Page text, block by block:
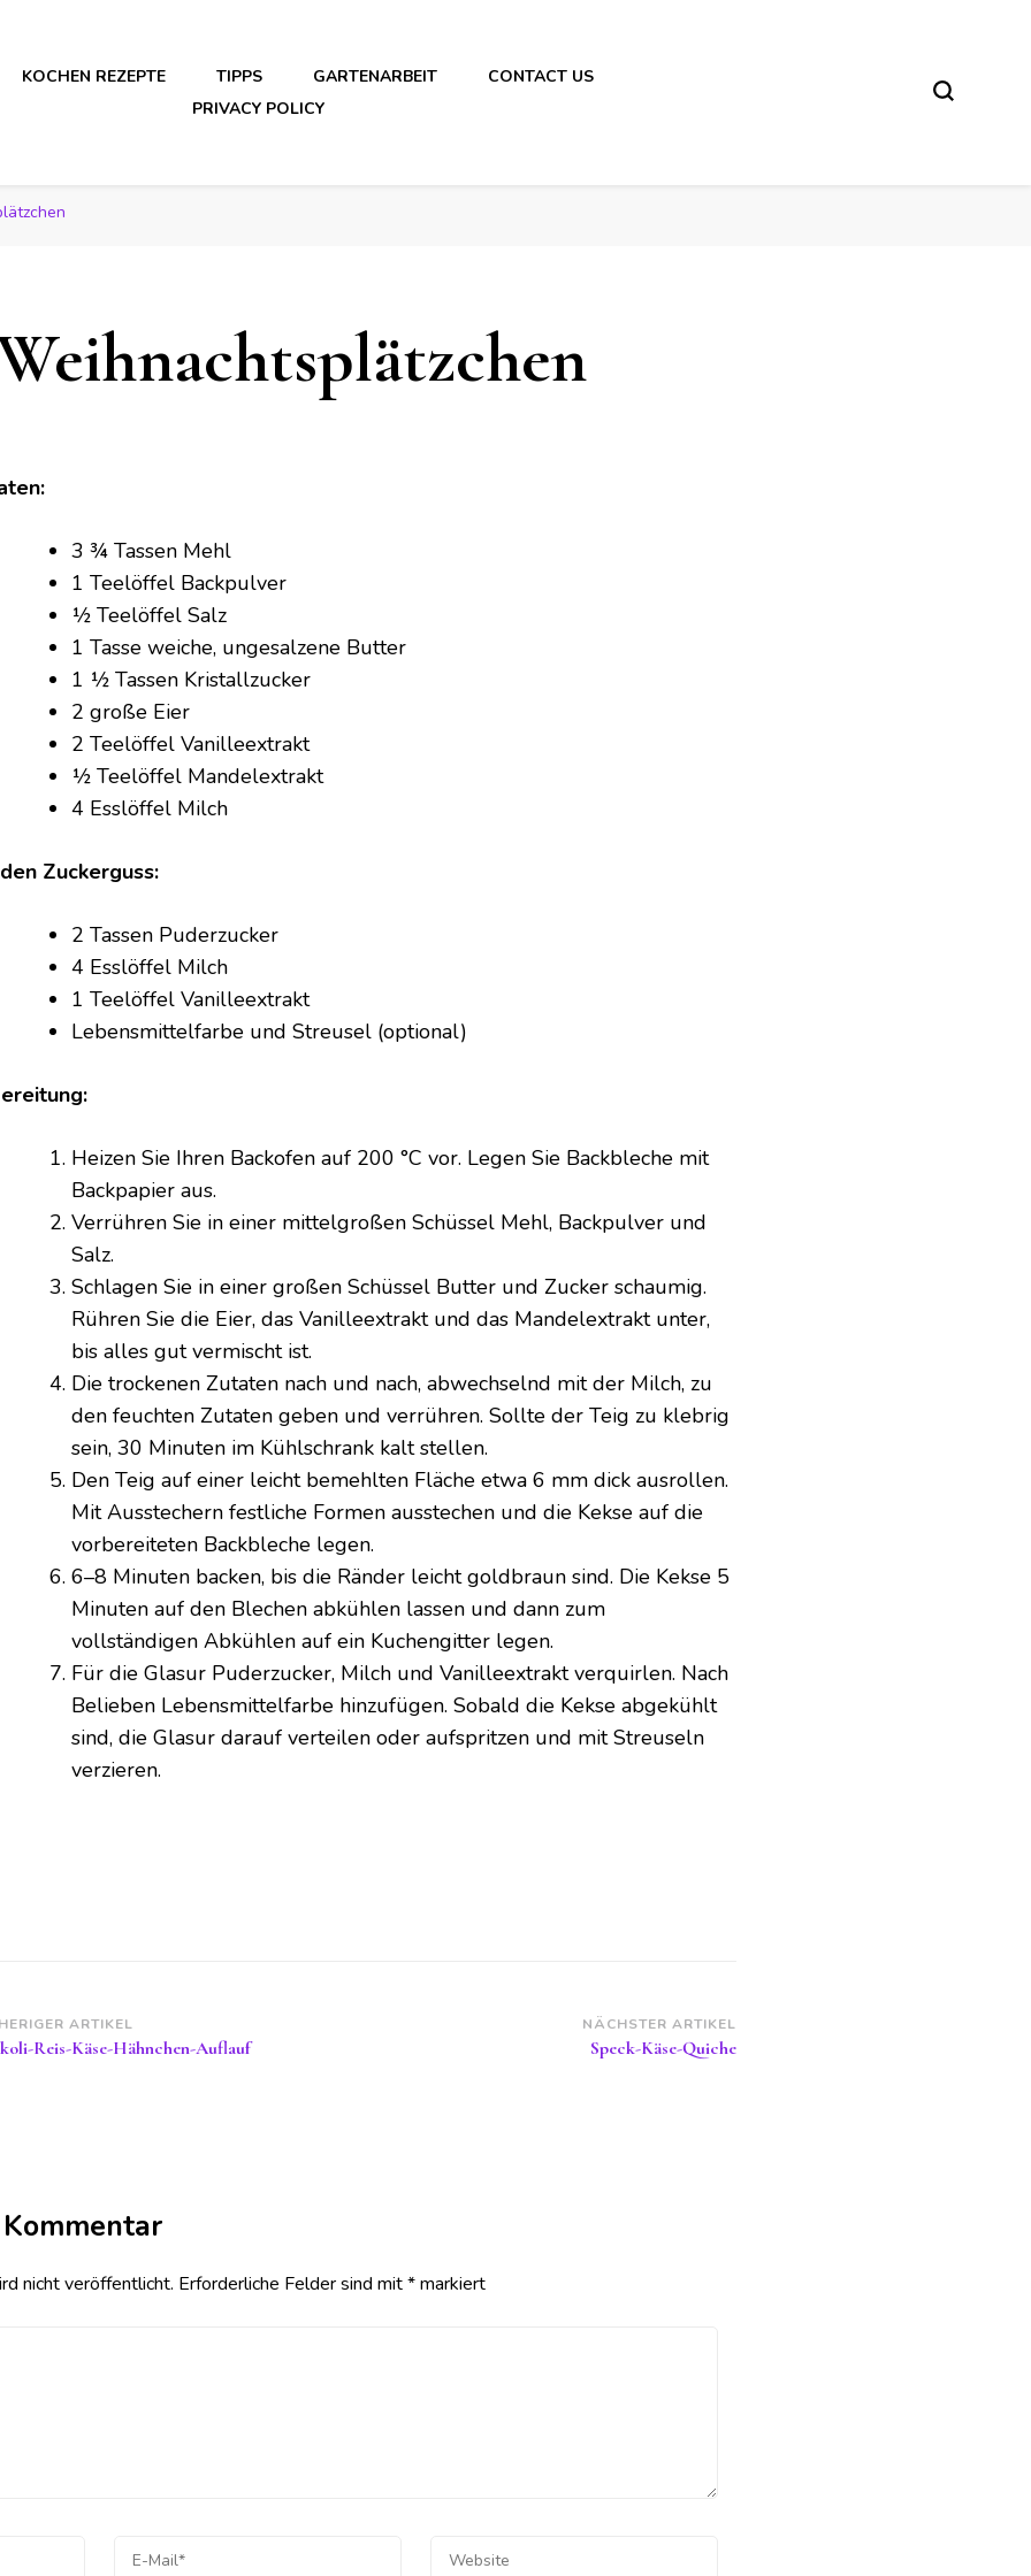
KOCHEN REZEPTE TIPPS GARTENARBEIT
CONTACT US
PRIVACY POLICY
3 ¾ Tassen Mehl
1 Teelöffel Backpulver
½ Teelöffel Salz
1 Tasse weiche, ungesalzene Butter
1 ½ Tassen Kristallzucker
2 große Eier
2 Teelöffel Vanilleextrakt
½ Teelöffel Mandelextrakt
4 Esslöffel Milch
Zuckerguss:
2 Tassen Puderzucker
4 Esslöffel Milch
1 Teelöffel Vanilleextrakt
Lebensmittelfarbe und Streusel (optional)
Heizen Sie Ihren Backofen auf 200 °C vor. Legen Sie Backbleche mit
Backpapier aus.
Verrühren Sie in einer mittelgroßen Schüssel Mehl, Backpulver und
Salz.
Schlagen Sie in einer großen Schüssel Butter und Zucker schaumig.
Rühren Sie die Eier, das Vanilleextrakt und das Mandelextrakt unter,
bis alles gut vermischt ist.
Die trockenen Zutaten nach und nach, abwechselnd mit der Milch, zu
den feuchten Zutaten geben und verrühren. Sollte der Teig zu klebrig
sein, 30 Minuten im Kühlschrank kalt stellen.
Den Teig auf einer leicht bemehlten Fläche etwa 6 mm dick ausrollen.
Mit Ausstechern festliche Formen ausstechen und die Kekse auf die
vorbereiteten Backbleche legen.
6–8 Minuten backen, bis die Ränder leicht goldbraun sind. Die Kekse 5
Minuten auf den Blechen abkühlen lassen und dann zum
vollständigen Abkühlen auf ein Kuchengitter legen.
Für die Glasur Puderzucker, Milch und Vanilleextrakt verquirlen. Nach
Belieben Lebensmittelfarbe hinzufügen. Sobald die Kekse abgekühlt
sind, die Glasur darauf verteilen oder aufspritzen und mit Streuseln
verzieren.
ARTIKEL
Reis-Käse-Hähnchen-Auflauf
NÄCHSTER ARTIKEL
Speck-Käse-Quiche
nicht veröffentlicht. Erforderliche Felder sind mit*markiert